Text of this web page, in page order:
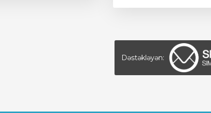
Dəstəkləyən: